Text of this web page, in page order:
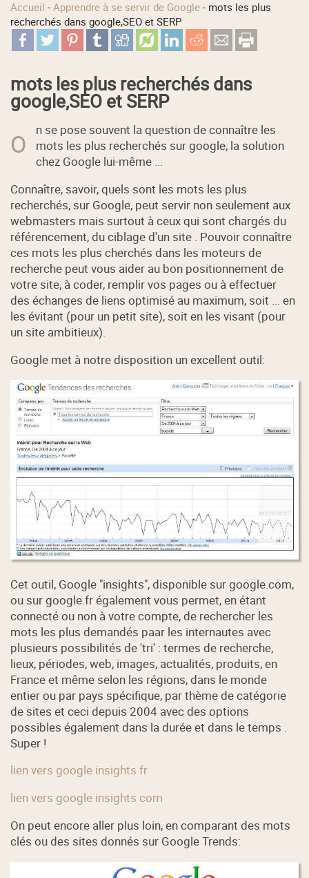
Accueil -Apprendre à se servir de Google - mots les plus
recherchés dans google,SEO et SERP
mots les plus recherchés dans
google,SEO et SERP
O
n se pose souvent la question de connaître les
mots les plus recherchés sur google, la solution
chez Google lui-même ...
Connaître, savoir, quels sont les mots les plus
recherchés, sur Google, peut servir non seulement aux
webmasters mais surtout à ceux qui sont chargés du
référencement, du ciblage d'un site . Pouvoir connaître
ces mots les plus cherchés dans les moteurs de
recherche peut vous aider au bon positionnement de
votre site, à coder, remplir vos pages ou à effectuer
des échanges de liens optimisé au maximum, soit ... en
les évitant (pour un petit site), soit en les visant (pour
un site ambitieux).
Google met à notre disposition un excellent outil:
Cet outil, Google "insights", disponible sur google.com,
ou sur google.fr également vous permet, en étant
connecté ou non à votre compte, de rechercher les
mots les plus demandés paar les internautes avec
plusieurs possibilités de 'tri' : termes de recherche,
lieux, périodes, web, images, actualités, produits, en
France et même selon les régions, dans le monde
entier ou par pays spécifique, par thème de catégorie
de sites et ceci depuis 2004 avec des options
possibles également dans la durée et dans le temps .
Super !
lien vers google insights fr
lien vers google insights com
On peut encore aller plus loin, en comparant des mots
clés ou des sites donnés sur Google Trends: